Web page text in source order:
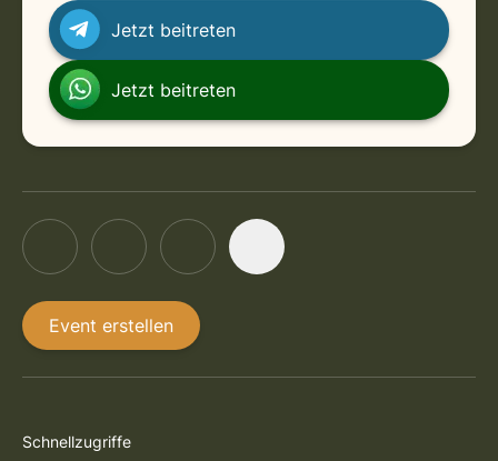
Jetzt beitreten
Jetzt beitreten
Event erstellen
Schnellzugriffe